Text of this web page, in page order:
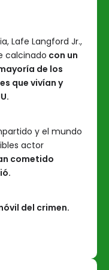
Lafe Langford Jr.,
calcinado con un
de los
que vivían y
y el mundo
actor
cometido
del crimen.